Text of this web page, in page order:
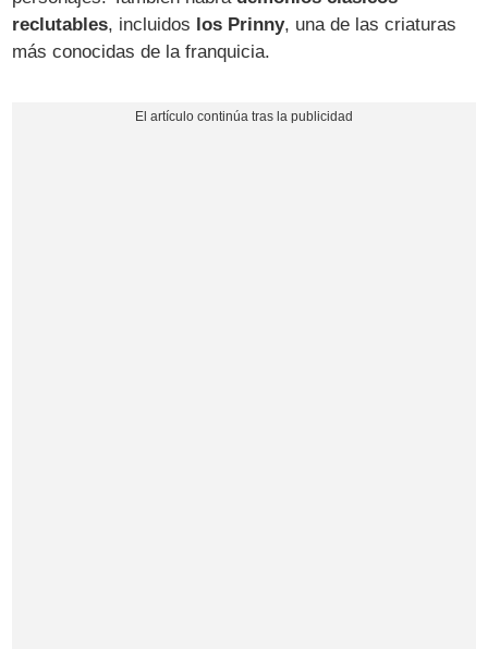
reclutables, incluidos los Prinny, una de las criaturas
más conocidas de la franquicia.